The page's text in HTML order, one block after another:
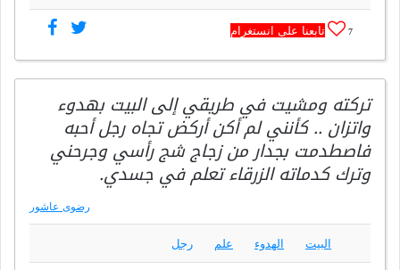
7 تابعنا على انستغرام
تركته ومشيت في طريقي إلى البيت بهدوء
واتزان .. كأنني لم أكن أركض تجاه رجل أحبه
فاصطدمت بجدار من زجاج شج رأسي وجرحني
وترك كدماته الزرقاء تعلم في جسدي.
رضوى عاشور
البيت الهدوء علم رجل